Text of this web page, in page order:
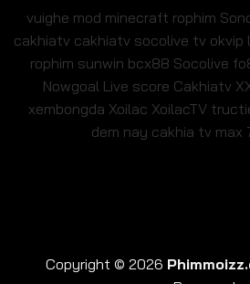
vuighe mod minecraft rophim
cakhiatv cakhiatv socolive tv okvip
rophim sunwin bcx88 Socolive
Nowgoal Live score Cakhiatv
xembongda Xoilac XoilacTV
dem nay cakhia tv max
Copyright © 2026